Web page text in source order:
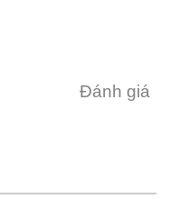
Đánh giá